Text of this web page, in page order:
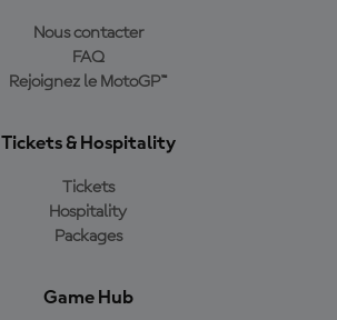
Nous contacter
FAQ
Rejoignez le MotoGP™
Tickets & Hospitality
Tickets
Hospitality
Packages
Game Hub